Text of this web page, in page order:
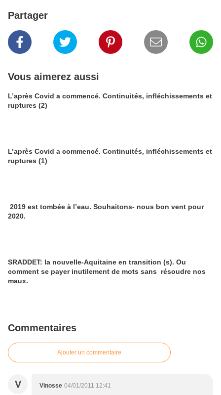
Partager
Vous aimerez aussi
L’après Covid a commencé. Continuités, infléchissements et
ruptures (2)
L’après Covid a commencé. Continuités, infléchissements et
ruptures (1)
2019 est tombée à l’eau. Souhaitons- nous bon vent pour
2020.
SRADDET: la nouvelle-Aquitaine en transition (s). Ou
comment se payer inutilement de mots sans résoudre nos
maux.
Commentaires
Ajouter un commentaire
V Vinosse 04/01/2011 12:41